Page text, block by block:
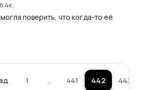
поверить, что когда-то её
Пагинация
1 … 441 442 443